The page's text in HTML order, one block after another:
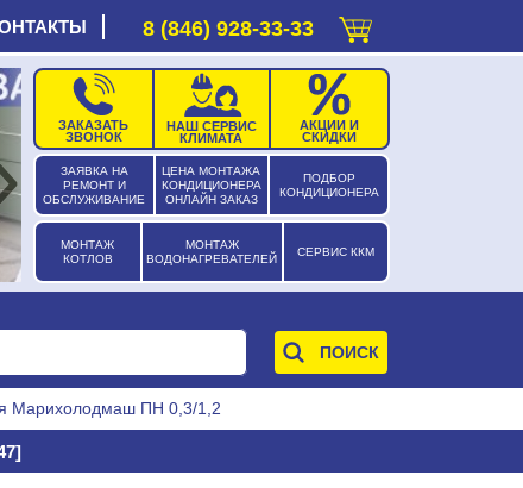
8 (846) 928-33-33
ЗАЯВКА НА
РЕМОНТ И
ОБСЛУЖИВАНИЕ
ЦЕНА МОНТАЖА
КОНДИЦИОНЕРА
ОНЛАЙН ЗАКАЗ
ПОДБОР
КОНДИЦИОНЕРА
МОНТАЖ
КОТЛОВ
МОНТАЖ
ВОДОНАГРЕВАТЕЛЕЙ
СЕРВИС ККМ
ЗАКАЗАТЬ
ЗВОНОК
НАШ СЕРВИС
КЛИМАТА
АКЦИИ И
СКИДКИ
Марихолодмаш ПН 0,3/1,2